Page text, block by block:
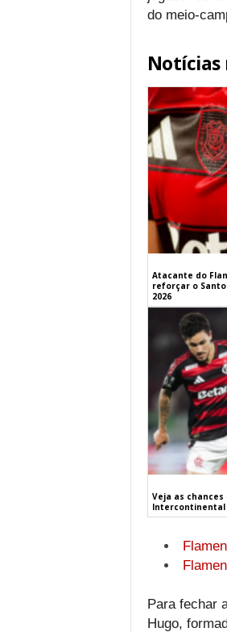
do meio-
Notícias
Atacante do
reforçar o
2026
Veja as
Intercontinental
Para fechar
Hugo,